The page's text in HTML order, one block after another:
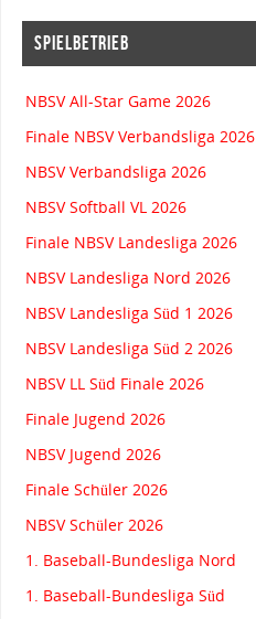
SPIELBETRIEB
NBSV All-Star Game 2026
Finale NBSV Verbandsliga 2026
NBSV Verbandsliga 2026
NBSV Softball VL 2026
Finale NBSV Landesliga 2026
NBSV Landesliga Nord 2026
NBSV Landesliga Süd 1 2026
NBSV Landesliga Süd 2 2026
NBSV LL Süd Finale 2026
Finale Jugend 2026
NBSV Jugend 2026
Finale Schüler 2026
NBSV Schüler 2026
1. Baseball-Bundesliga Nord
1. Baseball-Bundesliga Süd